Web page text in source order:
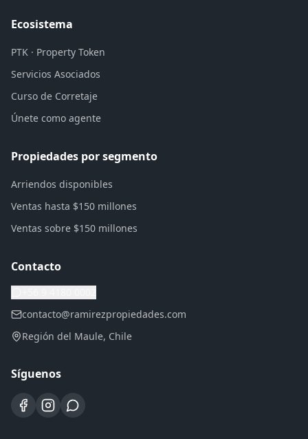
Ecosistema
PTK · Property Token
Servicios Asociados
Curso de Corretaje
Únete como agente
Propiedades por segmento
Arriendos disponibles
Ventas hasta $150 millones
Ventas sobre $150 millones
Contacto
contacto@ramirezpropiedades.com
Región del Maule, Chile
Síguenos